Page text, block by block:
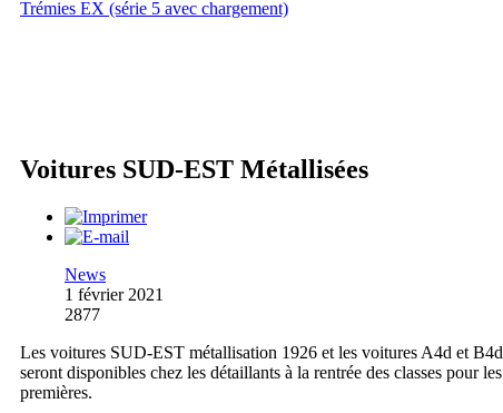
Trémies EX (série 5 avec chargement)
Voitures SUD-EST Métallisées
News
1 février 2021
2877
Les voitures SUD-EST métallisation 1926 et les voitures A4d et B4d
seront disponibles chez les détaillants à la rentrée des classes pour les
premières.